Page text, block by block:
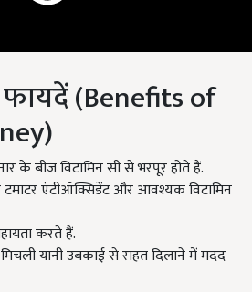
(Benefits of
के बीज विटामिन सी से भरपूर होते हैं.
एंटीऑक्सिडेंट और आवश्यक विटामिन
करते हैं.
यानी उबकाई से राहत दिलाने में मदद